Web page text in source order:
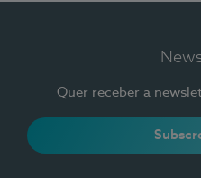
Quer receber a